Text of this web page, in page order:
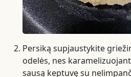
Persiką supjaustykite
odelės, nes
sausą keptuvę su